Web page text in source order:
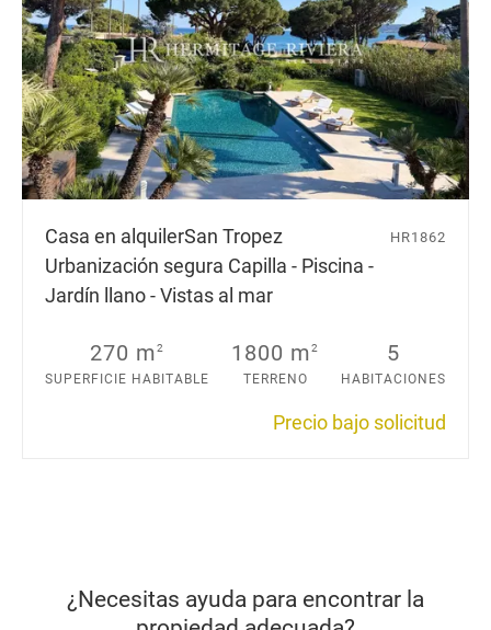
Casa en alquilerSan Tropez
Urbanización segura Capilla - Piscina -
Jardín llano - Vistas al mar
HR1862
270 m2
SUPERFICIE HABITABLE
1800 m2
TERRENO
5
HABITACIONES
Precio bajo solicitud
¿Necesitas ayuda para encontrar la